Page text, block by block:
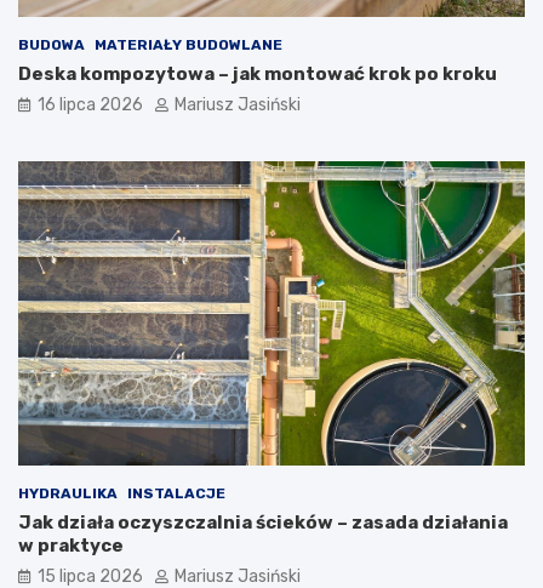
BUDOWA MATERIAŁY BUDOWLANE
Deska kompozytowa – jak montować krok po kroku
16 lipca 2026 Mariusz Jasiński
HYDRAULIKA INSTALACJE
Jak działa oczyszczalnia ścieków – zasada działania
w praktyce
15 lipca 2026 Mariusz Jasiński